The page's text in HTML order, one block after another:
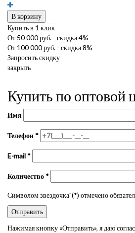
В корзину
Купить в 1 клик
От 50 000 руб. - скидка 4%
От 100 000 руб. - скидка 8%
Запросить скидку
закрыть
Купить по оптовой
Имя
Телефон *
E-mail *
Количество *
Символом звездочка"(*) отмечено
Нажимая кнопку «Отправить», я даю